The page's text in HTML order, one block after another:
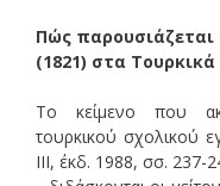
Πώς παρουσιάζεται
(1821) στα
Το κείμενο που
τουρκικού σχολικού
III, έκδ. 1988, σσ. 237-